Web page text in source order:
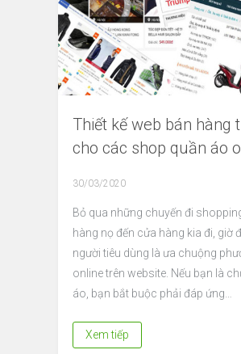
Thiết kế web bán hàng
cho các shop quần áo
30/03/2020
Bỏ qua những chuyến đi
hàng nọ đến cửa hàng kia đi, giờ
người tiêu dùng là ưa chuộng
online trên website. Nếu bạn là
áo, bạn bắt buộc phải đáp ứng…
Xem tiếp